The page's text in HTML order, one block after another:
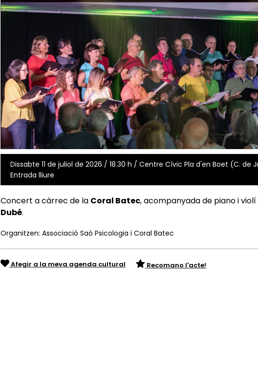
Dissabte 11 de juliol de 2026 / 18.30 h / Centre Cívic Pla d'en Boet (C. de
Entrada lliure
Concert a càrrec de la Coral Batec, acompanyada de piano i
Dubé.
Organitzen: Associació Saó Psicologia i Coral Batec
Afegir a la meva agenda cultural Recomano l'acte!